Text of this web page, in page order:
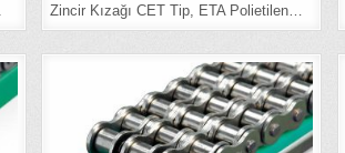
Zincir Kızağı CET Tip, ETA Polietilen…